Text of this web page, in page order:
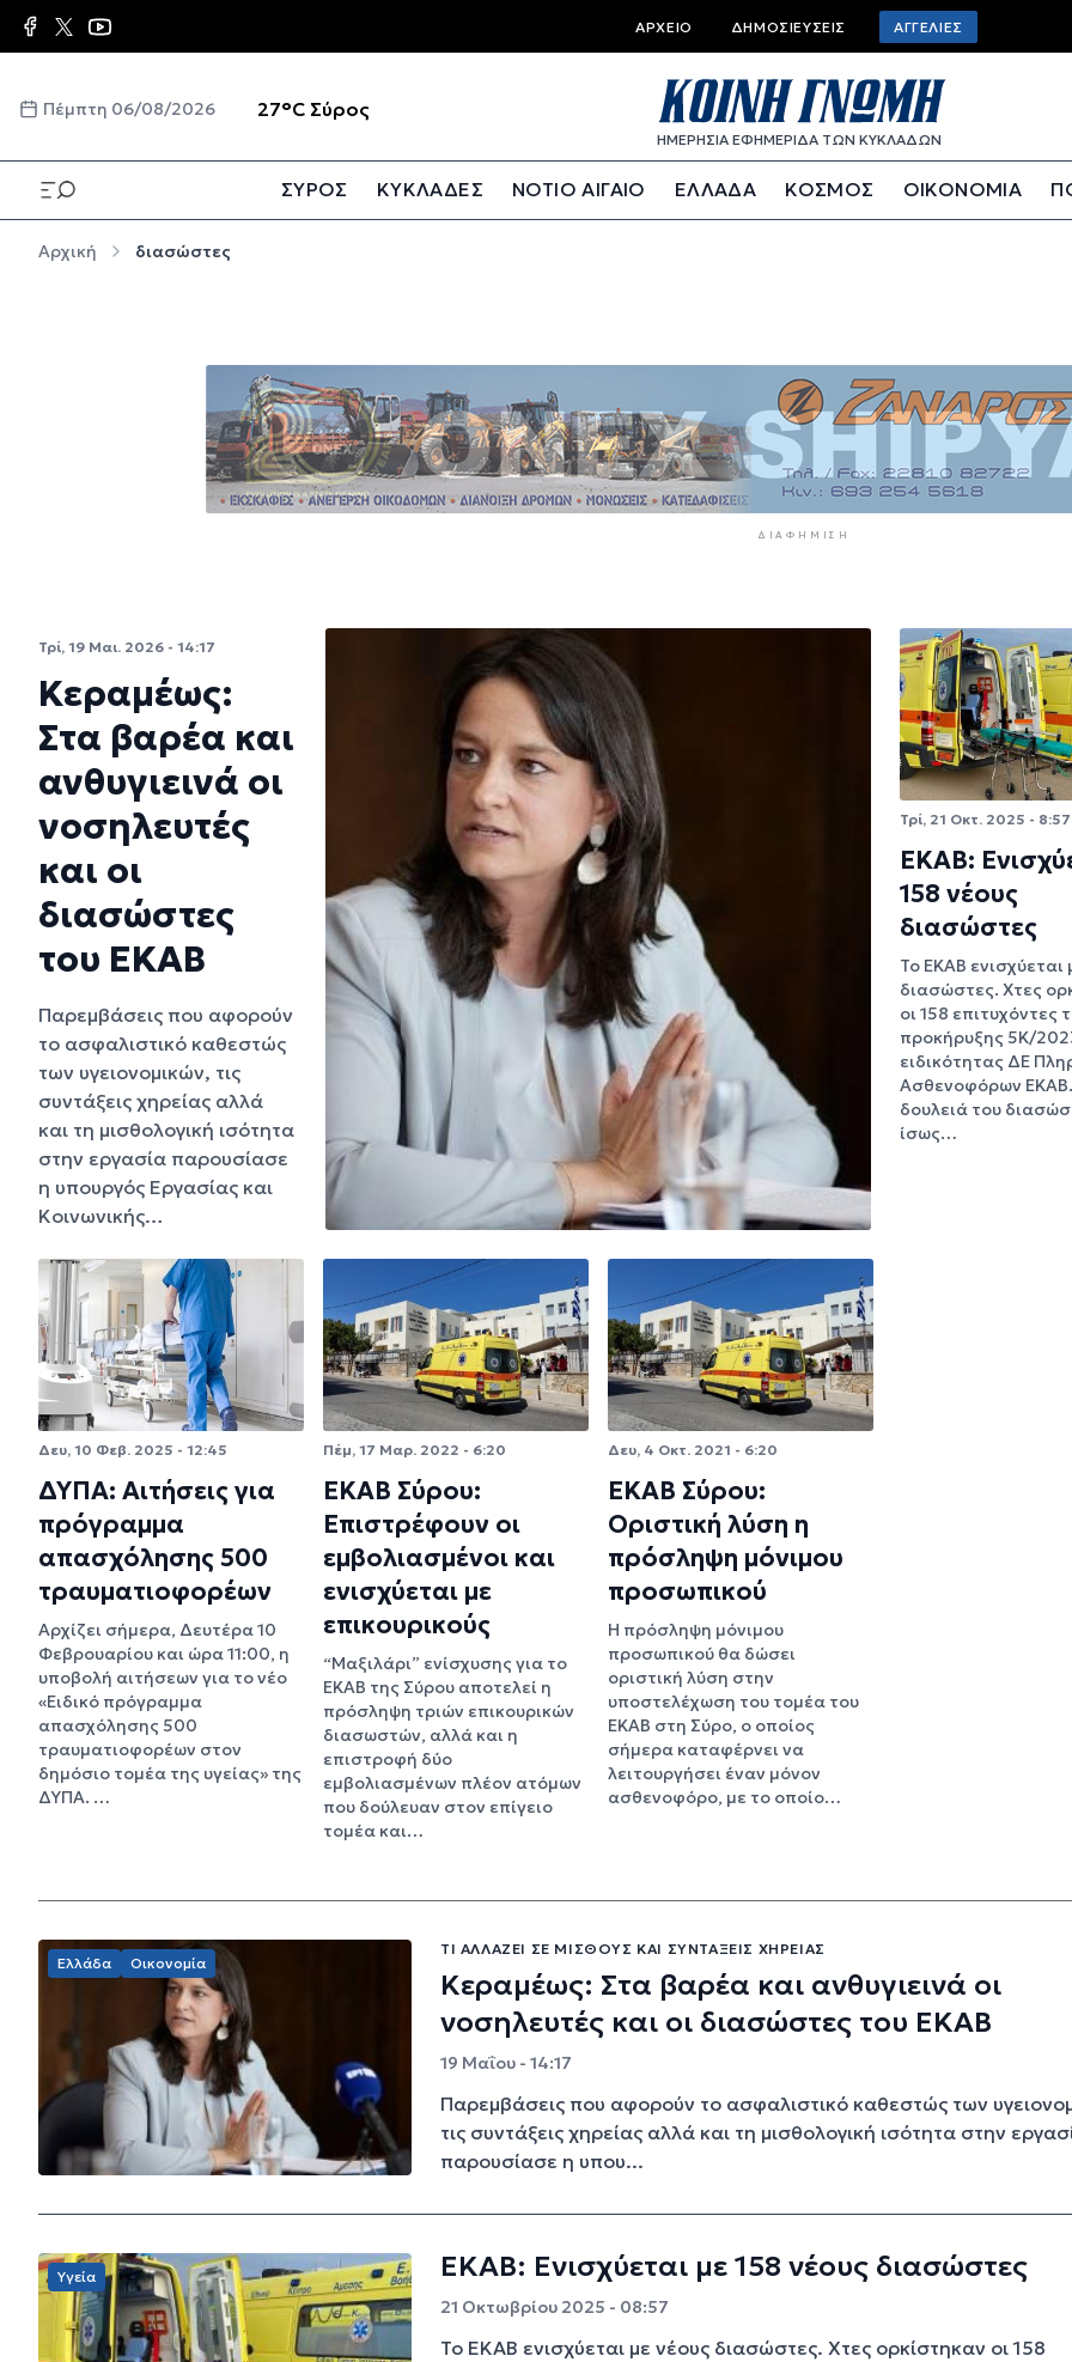
Παράκαμψη προς το κυρίως περιεχόμενο Top bar menu
ΑΡΧΕΊΟ ΔΗΜΟΣΙΕΎΣΕΙΣ ΑΓΓΕΛΊΕΣ
Πέμπτη 06/08/2026 27°C Σύρος
ΗΜΕΡΗΣΙΑ ΕΦΗΜΕΡΙΔΑ ΤΩΝ ΚΥΚΛΑΔΩΝ
ΣΥΡΟΣ ΚΥΚΛΑΔΕΣ ΝΟΤΙΟ ΑΙΓΑΙΟ ΕΛΛΑΔΑ ΚΟΣΜΟΣ ΟΙΚΟΝΟΜΙΑ
Αρχική διασώστες
ΔΙΑΦΉΜΙΣΗ
Τρί, 19 Μαι. 2026 - 14:17
Κεραμέως:
Στα βαρέα και
ανθυγιεινά οι
νοσηλευτές
και οι
διασώστες
του ΕΚΑΒ
Παρεμβάσεις που αφορούν
το ασφαλιστικό καθεστώς
των υγειονομικών, τις
συντάξεις χηρείας αλλά
και τη μισθολογική ισότητα
στην εργασία παρουσίασε
η υπουργός Εργασίας και
Κοινωνικής…
Τρί, 21 Οκτ. 2025 - 8:57
ΕΚΑΒ:
158 νέους
διασώστες
Το ΕΚΑΒ ενισχύεται
διασώστες. Χτες
οι 158 επιτυχόντες
προκήρυξης 5Κ/
ειδικότητας ΔΕ
Ασθενοφόρων
δουλειά του
ίσως…
Δευ, 10 Φεβ. 2025 - 12:45
ΔΥΠΑ: Αιτήσεις για
πρόγραμμα
απασχόλησης 500
τραυματιοφορέων
Αρχίζει σήμερα, Δευτέρα 10
Φεβρουαρίου και ώρα 11:00, η
υποβολή αιτήσεων για το νέο
«Ειδικό πρόγραμμα
απασχόλησης 500
τραυματιοφορέων στον
δημόσιο τομέα της υγείας» της
ΔΥΠΑ. …
Πέμ, 17 Μαρ. 2022 - 6:20
ΕΚΑΒ Σύρου:
Επιστρέφουν οι
εμβολιασμένοι και
ενισχύεται με
επικουρικούς
“Μαξιλάρι” ενίσχυσης για το
ΕΚΑΒ της Σύρου αποτελεί η
πρόσληψη τριών επικουρικών
διασωστών, αλλά και η
επιστροφή δύο
εμβολιασμένων πλέον ατόμων
που δούλευαν στον επίγειο
τομέα και…
Δευ, 4 Οκτ. 2021 - 6:20
ΕΚΑΒ Σύρου:
Οριστική λύση η
πρόσληψη μόνιμου
προσωπικού
Η πρόσληψη μόνιμου
προσωπικού θα δώσει
οριστική λύση στην
υποστελέχωση του τομέα του
ΕΚΑΒ στη Σύρο, ο οποίος
σήμερα καταφέρνει να
λειτουργήσει έναν μόνον
ασθενοφόρο, με το οποίο…
Ελλάδα Οικονομία
ΤΙ ΑΛΛΆΖΕΙ ΣΕ ΜΙΣΘΟΎΣ ΚΑΙ ΣΥΝΤΆΞΕΙΣ ΧΗΡΕΊΑΣ
Κεραμέως: Στα βαρέα και ανθυγιεινά οι
νοσηλευτές και οι διασώστες του ΕΚΑΒ
19 Μαΐου - 14:17
Παρεμβάσεις που αφορούν το ασφαλιστικό καθεστώς των
τις συντάξεις χηρείας αλλά και τη μισθολογική ισότητα στην
παρουσίασε η υπου...
Υγεία ΕΚΑΒ: Ενισχύεται με 158 νέους διασώστες
21 Οκτωβρίου 2025 - 08:57
Το ΕΚΑΒ ενισχύεται με νέους διασώστες. Χτες ορκίστηκαν οι 158